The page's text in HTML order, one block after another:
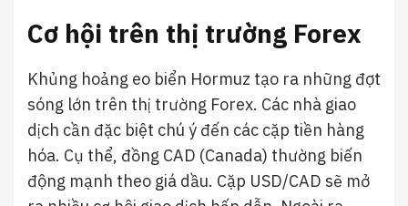
Cơ hội trên thị trường Forex
Khủng hoảng eo biển Hormuz tạo ra những đợt
sóng lớn trên thị trường Forex. Các nhà giao
dịch cần đặc biệt chú ý đến các cặp tiền hàng
hóa. Cụ thể, đồng CAD (Canada) thường biến
động mạnh theo giá dầu. Cặp USD/CAD sẽ mở